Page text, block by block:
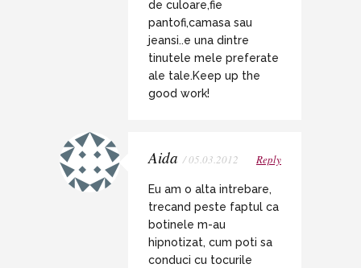
de culoare,fie
pantofi,camasa sau
jeansi..e una dintre
tinutele mele preferate
ale tale.Keep up the
good work!
Aida / 05.03.2012 Reply
Eu am o alta intrebare,
trecand peste faptul ca
botinele m-au
hipnotizat, cum poti sa
conduci cu tocurile